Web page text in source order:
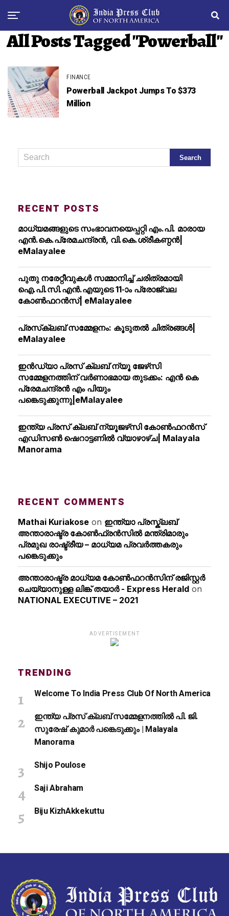
All Posts Tagged "Powerball"
FINANCE
Powerball Jackpot Jumps To $373
Million
RECENT POSTS
മാധ്യമങ്ങളുടെ സംഭാവനയെപ്പറ്റി എം.പി. മാരായ
എന്‍.കെ.പ്രേമചന്ദ്രന്‍, വി.കെ.ശ്രീകണ്ഠന്‍|
eMalayalee
പുതു നരേറ്റീവുകള്‍ സമ്മാനിച്ച് ചരിത്രമായി
ഐ.പി.സി.എന്‍.എയുടെ 11-ാം പ്രോജ്വല
കോണ്‍ഫറന്‍സ്| eMalayalee
പ്രസ്‌ക്ലബ് സമ്മേളനം: കൂടുതല്‍ ചിത്രങ്ങള്‍|
eMalayalee
ഇൻഡ്യാ പ്രസ് ക്ലബ് ന്യൂ ജേഴ്‌സി
സമ്മേളനത്തിന് വർണാഭമായ തുടക്കം: എൻ കെ
പ്രേമചന്ദ്രൻ എം പിയും
പങ്കെടുക്കുന്നു|eMalayalee
ഇന്ത്യ പ്രസ് ക്ലബ് ന്യൂജഴ്‌സി കോണ്‍ഫറന്‍സ്
എഡിസൺ ഷെറാട്ടണിൽ വ്യാഴാഴ്ച| Malayala
Manorama
RECENT COMMENTS
Mathai Kuriakose on ഇന്ത്യാ പ്രസ്ക്ലബ്
അന്താരാഷ്ട്ര കോൺഫ്രൻസിൽ മന്ത്രിമാരും
പ്രമുഖ രാഷ്ട്രീയ – മാധ്യമ പ്രവർത്തകരും
പങ്കെടുക്കും
അന്താരാഷ്ട്ര മാധ്യമ കോണ്‍ഫറന്‍സിന് രജിസ്റ്റര്‍
ചെയ്യാനുള്ള ലിങ്ക് തയാര്‍ - Express Herald on
NATIONAL EXECUTIVE – 2021
ADVERTISEMENT
TRENDING
Welcome To India Press Club Of North America
ഇന്ത്യ പ്രസ് ക്ലബ് സമ്മേളനത്തിൽ പി. ജി.
സുരേഷ് കുമാർ പങ്കെടുക്കും | Malayala
Manorama
Shijo Poulose
Saji Abraham
Biju KizhAkkekuttu